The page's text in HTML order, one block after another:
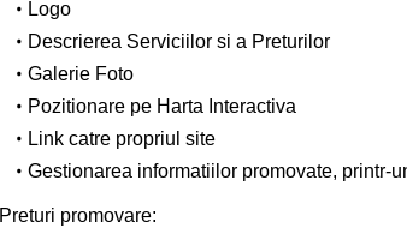
Logo
Descrierea Serviciilor si a Preturilor
Galerie Foto
Pozitionare pe Harta Interactiva
Link catre propriul site
Gestionarea informatiilor promovate, printr-
Preturi promovare: